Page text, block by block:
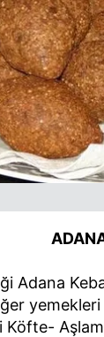
Adana
yemekleri
Köfte-